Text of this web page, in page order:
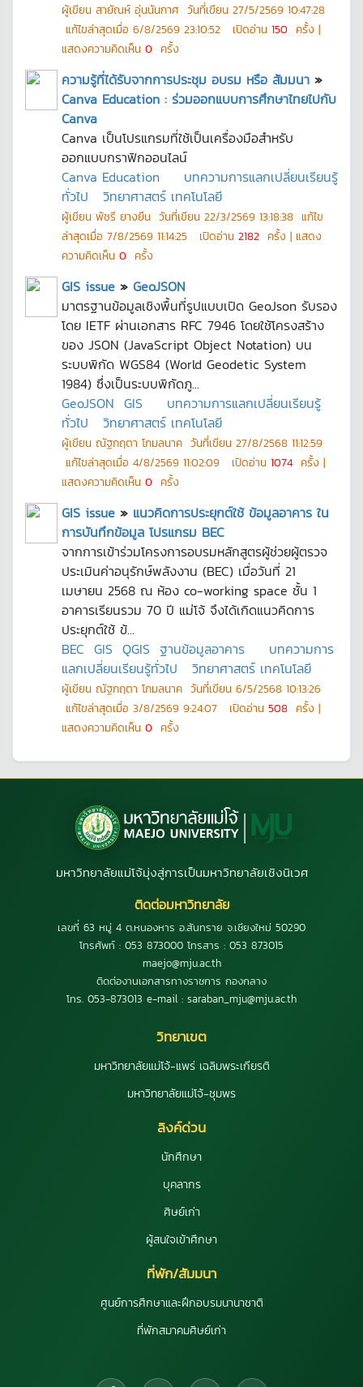
ผู้เขียน สายัณห์ อุ่นนันกาศ วันที่เขียน 27/5/2569 10:47:28
แก้ไขล่าสุดเมื่อ 6/8/2569 23:10:52 เปิดอ่าน 150 ครั้ง |
แสดงความคิดเห็น 0 ครั้ง
ความรู้ที่ได้รับจากการประชุม อบรม หรือ สัมมนา »
Canva Education : ร่วมออกแบบการศึกษาไทยไปกับ
Canva
Canva เป็นโปรแกรมที่ใช้เป็นเครื่องมือสำหรับ
ออกแบบกราฟิกออนไลน์
Canva Education
บทความการแลกเปลี่ยนเรียนรู้
ทั่วไป
วิทยาศาสตร์ เทคโนโลยี
ผู้เขียน พัชรี ยางยืน วันที่เขียน 22/3/2569 13:18:38 แก้ไข
ล่าสุดเมื่อ 7/8/2569 11:14:25 เปิดอ่าน 2182 ครั้ง | แสดง
ความคิดเห็น 0 ครั้ง
GIS issue » GeoJSON
มาตรฐานข้อมูลเชิงพื้นที่รูปแบบเปิด GeoJson รับรอง
โดย IETF ผ่านเอกสาร RFC 7946 โดยใช้โครงสร้าง
ของ JSON (JavaScript Object Notation) บน
ระบบพิกัด WGS84 (World Geodetic System
1984) ซึ่งเป็นระบบพิกัดภู...
GeoJSON GIS
บทความการแลกเปลี่ยนเรียนรู้
ทั่วไป
วิทยาศาสตร์ เทคโนโลยี
ผู้เขียน ณัฐกฤตา โกมลนาค วันที่เขียน 27/8/2568 11:12:59
แก้ไขล่าสุดเมื่อ 4/8/2569 11:02:09 เปิดอ่าน 1074 ครั้ง |
แสดงความคิดเห็น 0 ครั้ง
GIS issue » แนวคิดการประยุกต์ใช้ ข้อมูลอาคาร ใน
การบันทึกข้อมูล โปรแกรม BEC
จากการเข้าร่วมโครงการอบรมหลักสูตรผู้ช่วยผู้ตรวจ
ประเมินค่าอนุรักษ์พลังงาน (BEC) เมื่อวันที่ 21
เมษายน 2568 ณ ห้อง co-working space ชั้น 1
อาคารเรียนรวม 70 ปี แม่โจ้ จึงได้เกิดแนวคิดการ
ประยุกต์ใช้ ข้...
BEC GIS QGIS ฐานข้อมูลอาคาร
บทความการ
แลกเปลี่ยนเรียนรู้ทั่วไป
วิทยาศาสตร์ เทคโนโลยี
ผู้เขียน ณัฐกฤตา โกมลนาค วันที่เขียน 6/5/2568 10:13:26
แก้ไขล่าสุดเมื่อ 3/8/2569 9:24:07 เปิดอ่าน 508 ครั้ง |
แสดงความคิดเห็น 0 ครั้ง
มหาวิทยาลัยแม่โจ้มุ่งสู่การเป็นมหาวิทยาลัยเชิงนิเวศ
ติดต่อมหาวิทยาลัย
เลขที่ 63 หมู่ 4 ต.หนองหาร อ.สันทราย จ.เชียงใหม่ 50290
โทรศัพท์ : 053 873000 โทรสาร : 053 873015
maejo@mju.ac.th
ติดต่องานเอกสารทางราชการ กองกลาง
โทร. 053-873013 e-mail : saraban_mju@mju.ac.th
วิทยาเขต
มหาวิทยาลัยแม่โจ้-แพร่ เฉลิมพระเกียรติ
มหาวิทยาลัยแม่โจ้-ชุมพร
ลิงค์ด่วน
นักศึกษา
บุคลากร
ศิษย์เก่า
ผู้สนใจเข้าศึกษา
ที่พัก/สัมมนา
ศูนย์การศึกษาและฝึกอบรมนานาชาติ
ที่พักสมาคมศิษย์เก่า